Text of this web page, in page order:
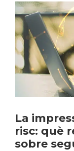
La
risc: què
sobre